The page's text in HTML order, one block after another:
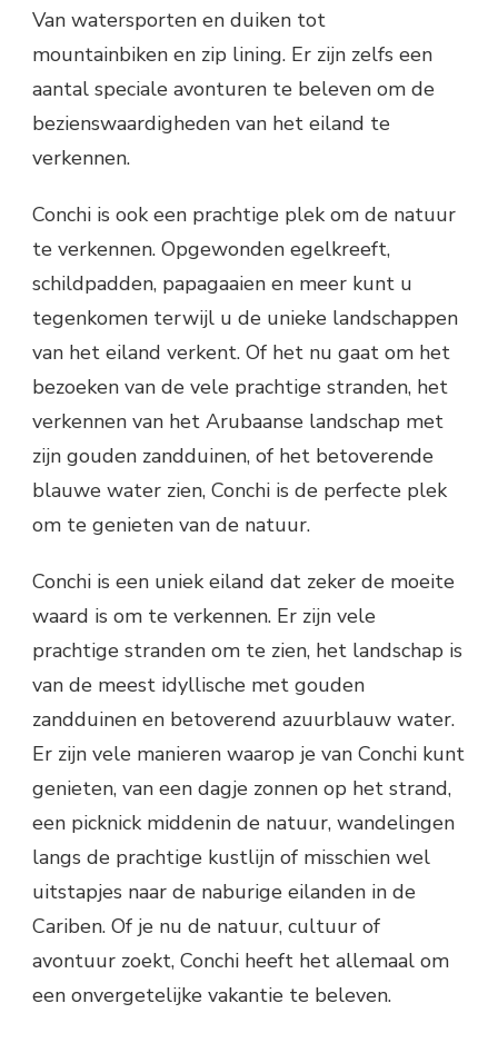
Van watersporten en duiken tot
mountainbiken en zip lining. Er zijn zelfs een
aantal speciale avonturen te beleven om de
bezienswaardigheden van het eiland te
verkennen.
Conchi is ook een prachtige plek om de natuur
te verkennen. Opgewonden egelkreeft,
schildpadden, papagaaien en meer kunt u
tegenkomen terwijl u de unieke landschappen
van het eiland verkent. Of het nu gaat om het
bezoeken van de vele prachtige stranden, het
verkennen van het Arubaanse landschap met
zijn gouden zandduinen, of het betoverende
blauwe water zien, Conchi is de perfecte plek
om te genieten van de natuur.
Conchi is een uniek eiland dat zeker de moeite
waard is om te verkennen. Er zijn vele
prachtige stranden om te zien, het landschap is
van de meest idyllische met gouden
zandduinen en betoverend azuurblauw water.
Er zijn vele manieren waarop je van Conchi kunt
genieten, van een dagje zonnen op het strand,
een picknick middenin de natuur, wandelingen
langs de prachtige kustlijn of misschien wel
uitstapjes naar de naburige eilanden in de
Cariben. Of je nu de natuur, cultuur of
avontuur zoekt, Conchi heeft het allemaal om
een onvergetelijke vakantie te beleven.